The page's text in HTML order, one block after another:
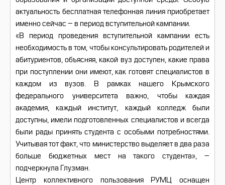
актуальность бесплатная телефонная линия приобретает
именно сейчас – в период вступительной кампании.
«В период проведения вступительной кампании есть
необходимость в том, чтобы консультировать родителей и
абитуриентов, объясняя, какой вуз доступен, какие права
при поступлении они имеют, как готовят специалистов в
каждом из вузов. В рамках нашего Крымского
федерального университета важно, чтобы каждая
академия, каждый институт, каждый колледж были
доступны, имели подготовленных специалистов и всегда
были рады принять студента с особыми потребностями.
Учитывая тот факт, что министерство выделяет в два раза
больше бюджетных мест на такого студента», –
подчеркнула Глузман.
Центр коллективного пользования РУМЦ оснащен